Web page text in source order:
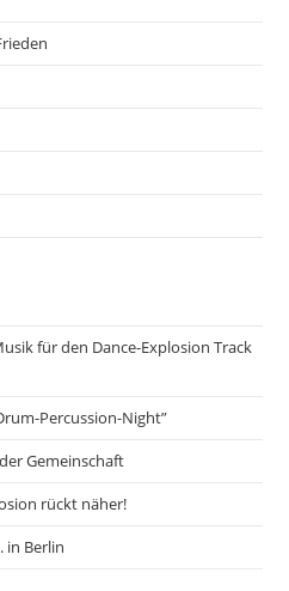
für den Dance-Explosion Track
Percussion-Night”
Gemeinschaft
rückt näher!
in Berlin